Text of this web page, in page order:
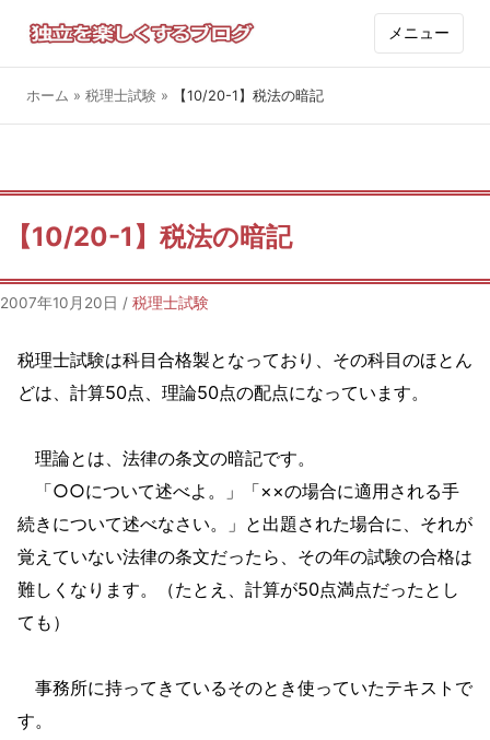
メニュー
ホーム » 税理士試験 » 【10/20-1】税法の暗記
【10/20-1】税法の暗記
2007年10月20日 / 税理士試験
税理士試験は科目合格製となっており、その科目のほとん
どは、計算50点、理論50点の配点になっています。
理論とは、法律の条文の暗記です。
「○○について述べよ。」「××の場合に適用される手
続きについて述べなさい。」と出題された場合に、それが
覚えていない法律の条文だったら、その年の試験の合格は
難しくなります。（たとえ、計算が50点満点だったとし
ても）
事務所に持ってきているそのとき使っていたテキストで
す。